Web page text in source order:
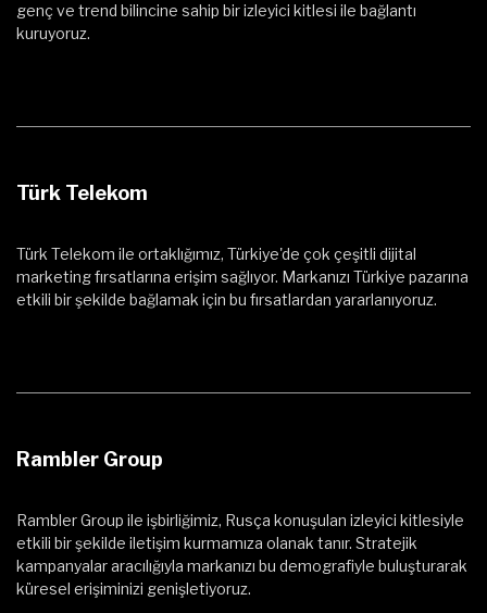
genç ve trend bilincine sahip bir izleyici kitlesi ile bağlantı
kuruyoruz.
Türk Telekom
Türk Telekom ile ortaklığımız, Türkiye'de çok çeşitli dijital
marketing fırsatlarına erişim sağlıyor. Markanızı Türkiye pazarına
etkili bir şekilde bağlamak için bu fırsatlardan yararlanıyoruz.
Rambler Group
Rambler Group ile işbirliğimiz, Rusça konuşulan izleyici kitlesiyle
etkili bir şekilde iletişim kurmamıza olanak tanır. Stratejik
kampanyalar aracılığıyla markanızı bu demografiyle buluşturarak
küresel erişiminizi genişletiyoruz.